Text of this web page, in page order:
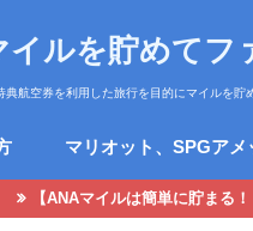
ルを貯めてフ
典航空券を利用した旅行を目的にマイルを貯
マリオット、SPGアメ
【ANAマイルは簡単に貯まる